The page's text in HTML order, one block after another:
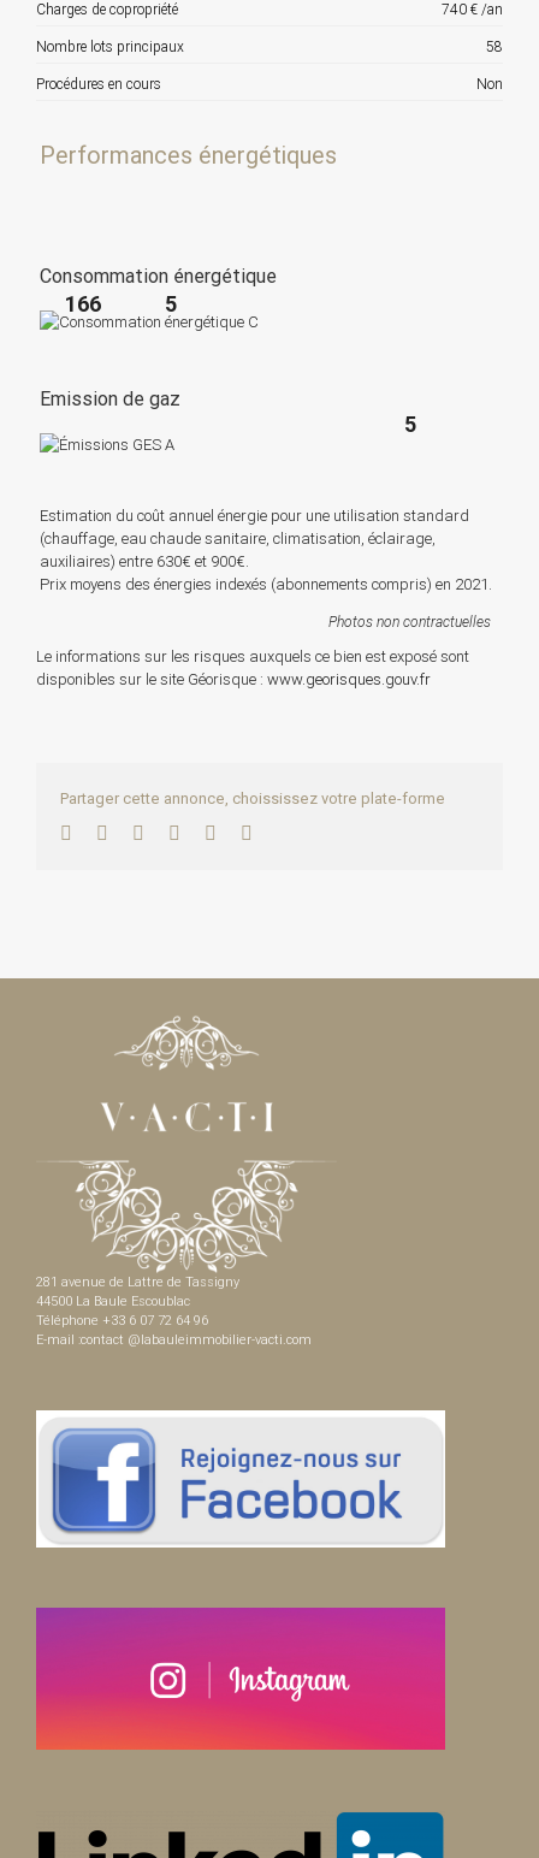
Charges de copropriété 740 € /an
Nombre lots principaux 58
Procédures en cours Non
Performances énergétiques
Consommation énergétique
166 5
Emission de gaz
5
Estimation du coût annuel énergie pour une utilisation standard
(chauffage, eau chaude sanitaire, climatisation, éclairage,
auxiliaires) entre 630€ et 900€.
Prix moyens des énergies indexés (abonnements compris) en 2021.
Photos non contractuelles
Le informations sur les risques auxquels ce bien est exposé sont
disponibles sur le site Géorisque : www.georisques.gouv.fr
Partager cette annonce, choississez votre plate-forme
Facebook
TwitterLinkedInWhatsApp
Pinterest
281 avenue de Lattre de Tassigny
44500 La Baule Escoublac
Téléphone +33 6 07 72 64 96
E-mail :contact @labauleimmobilier-vacti.com